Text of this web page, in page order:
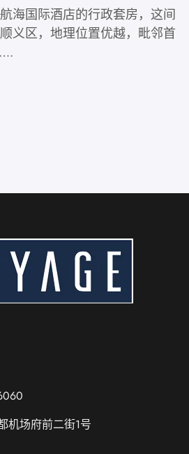
海国际酒店的行政套房，这间
义区，地理位置优越，毗邻首
机场府前二街1号